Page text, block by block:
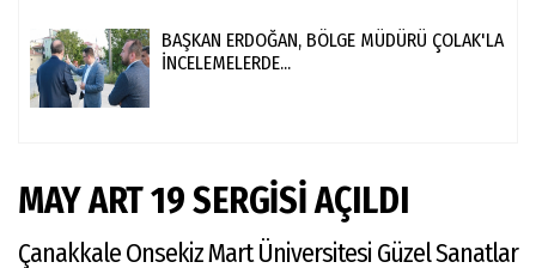
BAŞKAN ERDOĞAN, BÖLGE MÜDÜRÜ ÇOLAK'LA
İNCELEMELERDE...
MAY ART 19 SERGİSİ AÇILDI
Çanakkale Onsekiz Mart Üniversitesi Güzel Sanatlar